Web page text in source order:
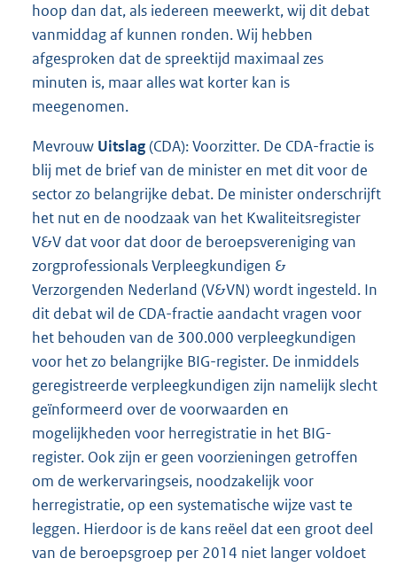
hoop dan dat, als iedereen meewerkt, wij dit debat
vanmiddag af kunnen ronden. Wij hebben
afgesproken dat de spreektijd maximaal zes
minuten is, maar alles wat korter kan is
meegenomen.
Mevrouw Uitslag(CDA): Voorzitter. De CDA-fractie is
blij met de brief van de minister en met dit voor de
sector zo belangrijke debat. De minister onderschrijft
het nut en de noodzaak van het Kwaliteitsregister
V&V dat voor dat door de beroepsvereniging van
zorgprofessionals Verpleegkundigen &
Verzorgenden Nederland (V&VN) wordt ingesteld. In
dit debat wil de CDA-fractie aandacht vragen voor
het behouden van de 300.000 verpleegkundigen
voor het zo belangrijke BIG-register. De inmiddels
geregistreerde verpleegkundigen zijn namelijk slecht
geïnformeerd over de voorwaarden en
mogelijkheden voor herregistratie in het BIG-
register. Ook zijn er geen voorzieningen getroffen
om de werkervaringseis, noodzakelijk voor
herregistratie, op een systematische wijze vast te
leggen. Hierdoor is de kans reëel dat een groot deel
van de beroepsgroep per 2014 niet langer voldoet